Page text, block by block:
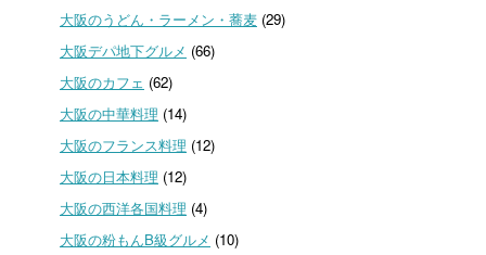
大阪のうどん・ラーメン・蕎麦(29)
大阪デパ地下グルメ (66)
大阪のカフェ (62)
大阪の中華料理 (14)
大阪のフランス料理 (12)
大阪の日本料理 (12)
大阪の西洋各国料理 (4)
大阪の粉もんB級グルメ (10)